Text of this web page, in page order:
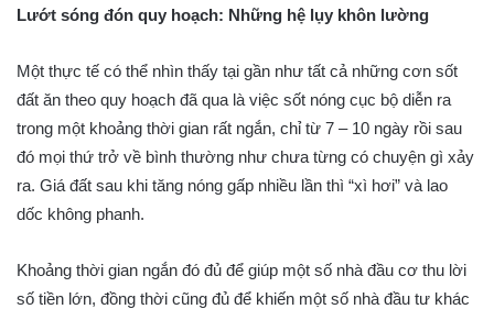
Lướt sóng đón quy hoạch: Những hệ lụy khôn lường
Một thực tế có thể nhìn thấy tại gần như tất cả những cơn sốt
đất ăn theo quy hoạch đã qua là việc sốt nóng cục bộ diễn ra
trong một khoảng thời gian rất ngắn, chỉ từ 7 – 10 ngày rồi sau
đó mọi thứ trở về bình thường như chưa từng có chuyện gì xảy
ra. Giá đất sau khi tăng nóng gấp nhiều lần thì “xì hơi” và lao
dốc không phanh.
Khoảng thời gian ngắn đó đủ để giúp một số nhà đầu cơ thu lời
số tiền lớn, đồng thời cũng đủ để khiến một số nhà đầu tư khác